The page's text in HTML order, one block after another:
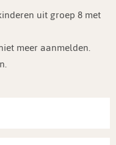
uit groep 8 met
meer aanmelden.